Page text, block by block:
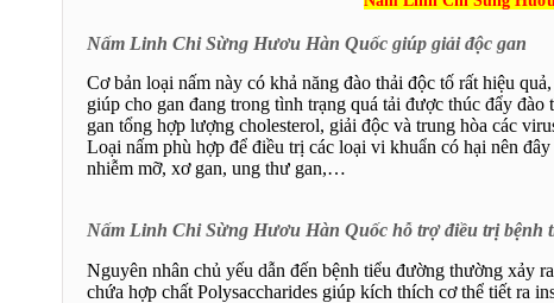
Nấm Linh Chi Sừng Hươu Hàn Quốc giúp giải độc gan
Cơ bản loại nấm này có khả năng đào thải độc tố rất hiệu
giúp cho gan đang trong tình trạng quá tải được thúc đẩy
gan tổng hợp lượng cholesterol, giải độc và trung hòa các
Loại nấm phù hợp để điều trị các loại vi khuẩn có hại nên
nhiễm mỡ, xơ gan, ung thư gan,…
Nấm Linh Chi Sừng Hươu Hàn Quốc hỗ trợ điều trị bệnh
Nguyên nhân chủ yếu dẫn đến bệnh tiểu đường thường xảy
chứa hợp chất Polysaccharides giúp kích thích cơ thể tiết ra